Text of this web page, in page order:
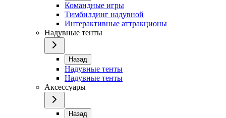
Командные игры
Тимбилдинг надувной
Интерактивные аттракционы
Надувные тенты
Назад
Надувные тенты
Надувные тенты
Аксессуары
Назад